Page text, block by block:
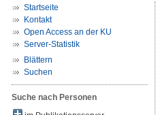
Startseite
Kontakt
Open Access an der KU
Server-Statistik
Blättern
Suchen
Suche nach Personen